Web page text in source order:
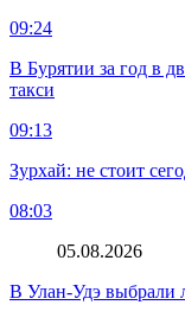
09:24
В Бурятии за год в
такси
09:13
Зурхай: не стоит
08:03
05.08.2026
В Улан-Удэ выбрали